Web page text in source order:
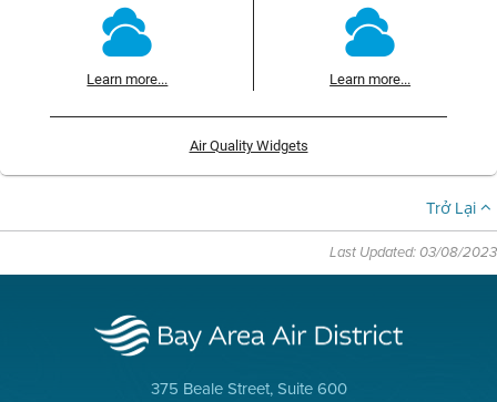
Learn more... Learn more...
Air Quality Widgets
Trở Lại
Last Updated: 03/08/2023
375 Beale Street, Suite 600